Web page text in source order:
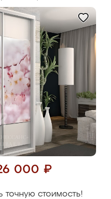
000 ₽
точную стоимость!